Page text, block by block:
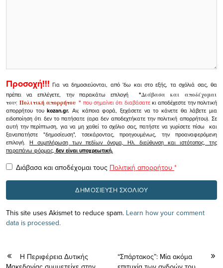
Προσοχή!!! Για να δημοσιεύονται, από 'δω και στο εξής, τα σχόλιά σας, θα
πρέπει να επιλέγετε, την παρακάτω επιλογή
"Διάβασα και αποδέχομαι
τουςΠολιτική απορρήτου" που σημαίνει ότι διαβάσατεκι αποδέχεστε την πολιτική
απορρήτου τουkozan.gr. Αν, κάποια φορά, ξεχάσετε να το κάνετε θα λάβετε μια
ειδοποίηση ότι δεν το πατήσατε (αρα δεν αποδεχτήκατε την πολιτική απορρήτου). Σε
αυτή την περίπτωση, για να μη χαθεί το σχόλιο σας, πατήστε να γυρίσετε πίσω και
ξαναπατήστε "δημοσίευση", τσεκάροντας, προηγουμένως, την προαναφερόμενη
επιλογή.Η συμπλήρωση των πεδίων όνομα, Ηλ. διεύθυνση και ιστότοπος, της
παραπάνω φόρμας, δεν είναι υποχρεωτική.
Διάβασα και αποδέχομαι τους Πολιτική απορρήτου *
This site uses Akismet to reduce spam. Learn how your comment
data is processed.
H Περιφέρεια Δυτικής
“Σπάρτακος”: Μία ακόμα